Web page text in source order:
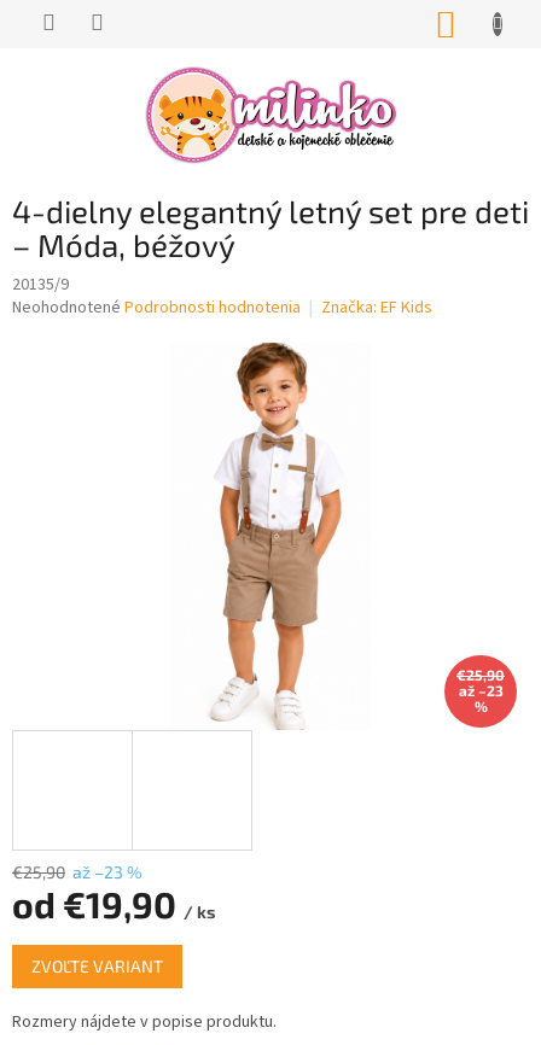
4-dielny elegantný letný set pre deti
– Móda, béžový
20135/9
Priemerné
Neohodnotené Podrobnosti hodnotenia Značka: EF Kids
€25,90
až –23
%
€25,90 až –23 %
od €19,90 / ks
Jednotková
cena:
ZVOĽTE VARIANT
Rozmery nájdete v popise produktu.